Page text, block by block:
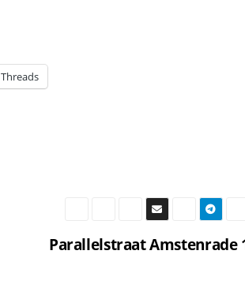
Threads
Parallelstraat Amstenrade